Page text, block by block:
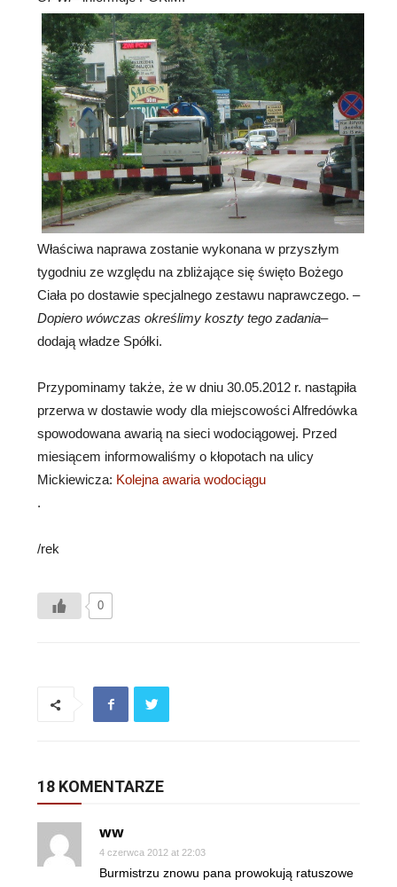
Właściwa naprawa zostanie wykonana w przyszłym
tygodniu ze względu na zbliżające się święto Bożego
Ciała po dostawie specjalnego zestawu naprawczego. –
Dopiero wówczas określimy koszty tego zadania–
dodają władze Spółki.
Przypominamy także, że w dniu 30.05.2012 r. nastąpiła
przerwa w dostawie wody dla miejscowości Alfredówka
spowodowana awarią na sieci wodociągowej. Przed
miesiącem informowaliśmy o kłopotach na ulicy
Mickiewicza: Kolejna awaria wodociągu
.
/rek
0
18 KOMENTARZE
ww
4 czerwca 2012 at 22:03
Burmistrzu znowu pana prowokują ratuszowe